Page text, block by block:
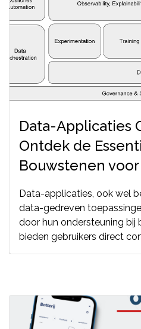
Data-Applicaties
Ontdek de
Bouwstenen voor
Data-applicaties, ook wel
data-gedreven
door hun ondersteuning bij
bieden gebruikers direct